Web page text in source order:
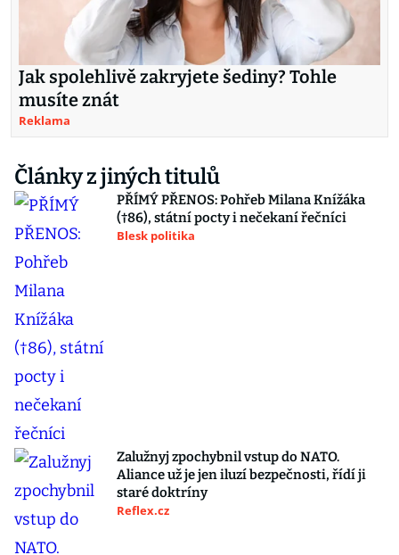
Jak spolehlivě zakryjete šediny? Tohle
musíte znát
Reklama
Články z jiných titulů
PŘÍMÝ PŘENOS: Pohřeb Milana Knížáka
(†86), státní pocty i nečekaní řečníci
Blesk politika
Zalužnyj zpochybnil vstup do NATO.
Aliance už je jen iluzí bezpečnosti, řídí ji
staré doktríny
Reflex.cz